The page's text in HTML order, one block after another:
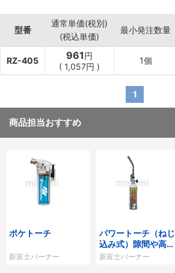
型番
通常単価(税別)
(税込単価)
最小発注数量
RZ-405 961円
( 1,057円 )
1個
1
商品担当おすすめ
ポケトーチ
新富士バーナー
パワートーチ（ねじ
込み式）隙間や高い
位置に炎が届くタテ
新富士バーナー